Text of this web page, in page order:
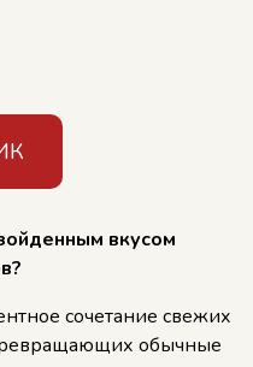
вкусом
сочетание свежих
обычные